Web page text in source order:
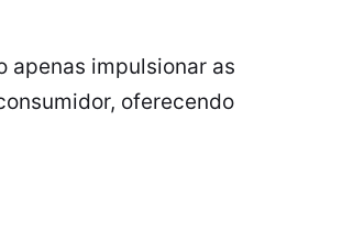
apenas impulsionar as
oferecendo